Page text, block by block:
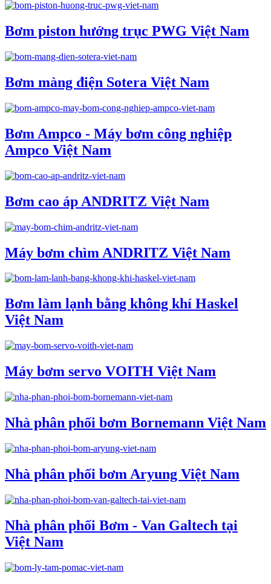
Bơm piston hướng trục PWG Việt Nam
Bơm màng điện Sotera Việt Nam
Bơm Ampco - Máy bơm công nghiệp
Ampco Việt Nam
Bơm cao áp ANDRITZ Việt Nam
Máy bơm chìm ANDRITZ Việt Nam
Bơm làm lạnh bằng không khí Haskel
Việt Nam
Máy bơm servo VOITH Việt Nam
Nhà phân phối bơm Bornemann Việt Nam
Nhà phân phối bơm Aryung Việt Nam
Nhà phân phối Bơm - Van Galtech tại
Việt Nam